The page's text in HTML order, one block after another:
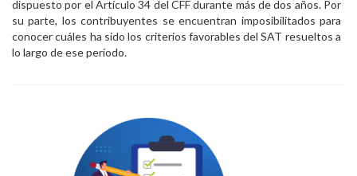
dispuesto por el Artículo 34 del CFF durante más de dos años. Por
su parte, los contribuyentes se encuentran imposibilitados para
conocer cuáles ha sido los criterios favorables del SAT resueltos a
lo largo de ese período.